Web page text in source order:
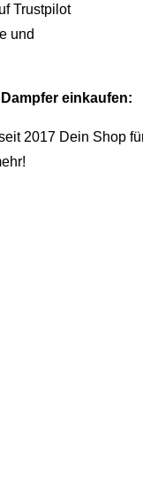
Trustpilot
und
einkaufen:
2017 Dein Shop